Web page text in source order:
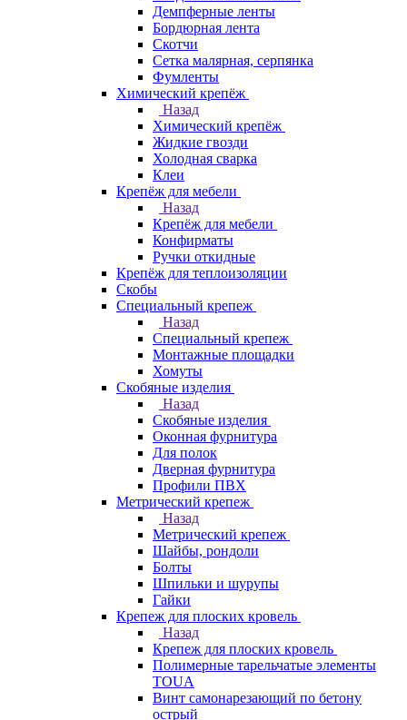
Демпферные ленты
Бордюрная лента
Скотчи
Сетка малярная, серпянка
Фумленты
Химический крепёж
Назад
Химический крепёж
Жидкие гвозди
Холодная сварка
Клеи
Крепёж для мебели
Назад
Крепёж для мебели
Конфирматы
Ручки откидные
Крепёж для теплоизоляции
Скобы
Специальный крепеж
Назад
Специальный крепеж
Монтажные площадки
Хомуты
Скобяные изделия
Назад
Скобяные изделия
Оконная фурнитура
Для полок
Дверная фурнитура
Профили ПВХ
Метрический крепеж
Назад
Метрический крепеж
Шайбы, рондоли
Болты
Шпильки и шурупы
Гайки
Крепеж для плоских кровель
Назад
Крепеж для плоских кровель
Полимерные тарельчатые элементы
TOUA
Винт самонарезающий по бетону
острый